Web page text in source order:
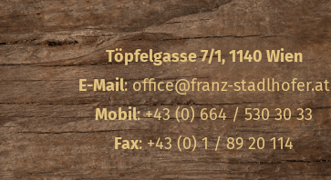
Töpfelgasse 7/1, 1140 Wien
E-Mail:office@franz-stadlhofer.at
Mobil: +43 (0) 664 / 530 30 33
Fax: +43 (0) 1 / 89 20 114